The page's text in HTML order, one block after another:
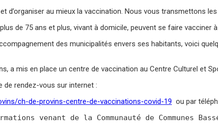
d’organiser au mieux la vaccination. Nous vous transmettons
de 75 ans et plus, vivant à domicile, peuvent se faire vacciner
des municipalités envers ses habitants, voici
a mis en place un centre de vaccination au Centre Culturel et
de rendez-vous sur internet :
ch-de-provins-centre-de-vaccinations-covid-19 ou par
venant de la Communauté de Communes